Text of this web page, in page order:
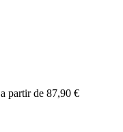
a partir de 87,90 €